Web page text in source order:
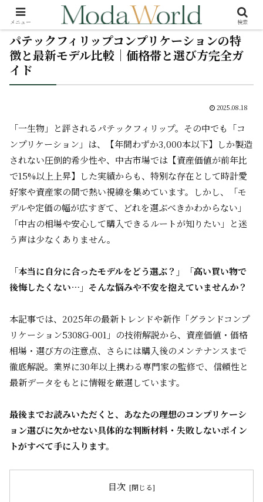
パテックフィリップコンプリケーションの特
徴と最新モデル比較｜価格帯と選び方完全ガ
イド
2025.08.18
「一生物」と評されるパテックフィリップ。その中でも「コ
ンプリケーション」は、【年間わずか3,000本以下】しか製造
されない圧倒的希少性や、中古市場では【資産価値が前年比
で15%以上上昇】した実績からも、特別な存在として時計愛
好家や資産家の間で熱い視線を集めています。しかし、「モ
デルや定価の幅が広すぎて、どれを選ぶべきかわからない」
「中古の相場や安心して購入できるルートが知りたい」と迷
う声は少なくありません。
「本当に自分に合ったモデルをどう選ぶ？」「高い買い物で
後悔したくない…」そんな悩みや不安を抱えていませんか？
本記事では、2025年の最新トレンドや新作「グランドコンプ
リケーション5308G-001」の技術解説から、資産価値・価格
相場・選び方の注意点、さらには購入後のメンテナンスまで
徹底解説。業界に30年以上携わる専門家の監修で、信頼性と
最新データをもとに情報を厳選しています。
最後までお読みいただくと、あなたの理想のコンプリケーシ
ョン選びに欠かせない具体的な判断材料・失敗しないポイン
トがすべて手に入ります。
目次
メニュー 検索